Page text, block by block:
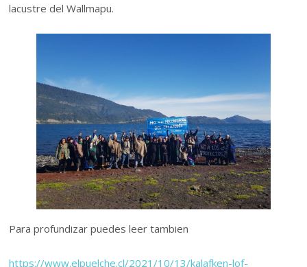
lacustre del Wallmapu.
Para profundizar puedes leer tambien
https://www.elpuelche.cl/2021/10/13/kalafken-lof-